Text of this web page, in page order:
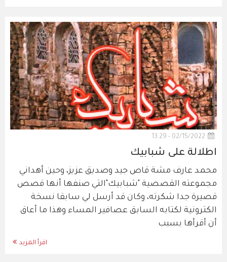
02/15/2022 - 13:29
اطلالة على شبابيك
محمد عارف مشة قاص جيد وصديق عزيز، وحين أهداني
مجموعته القصصية "شبابيك"التي صنفها أنها قصص
قصيرة جدا شكرته، وكان قد أرسل لي سابقا نسخة
الكترونية لكتابه السابق عصافير المساء وهذا ما أعاق
أن أقرأها بسبب
اقرأ المزيد